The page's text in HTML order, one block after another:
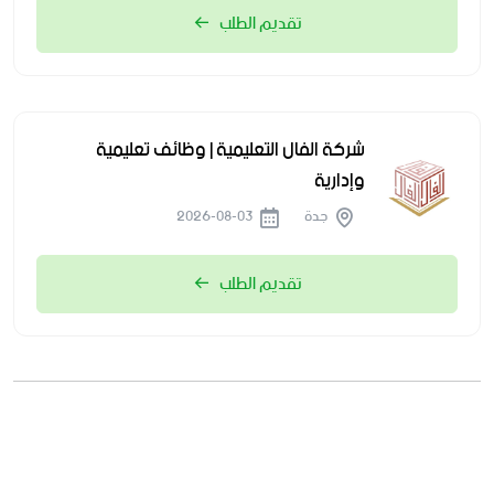
تقديم الطلب
شركة الفال التعليمية | وظائف تعليمية
وإدارية
جدة
تقديم الطلب